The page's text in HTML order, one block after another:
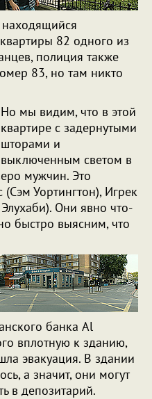
находящийся
82 одного из
полиция также
83, но там никто
Но мы видим, что в этой
квартире с задернутыми
шторами и
выключенным светом в
мужчин. Это
Уортингтон), Игрек
Они явно что-
быстро выясним, что
банка Al
вплотную к зданию,
эвакуация. В здании
а значит, они могут
в депозитарий.